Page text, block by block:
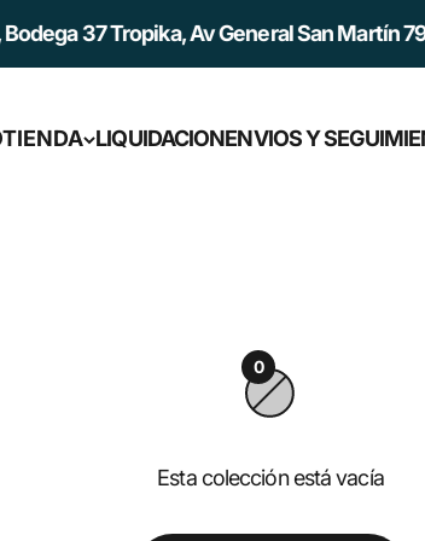
37 Tropika, Av General San Martín
TIENDA LIQUIDACIONENVIOS Y
0
Esta colección está vacía